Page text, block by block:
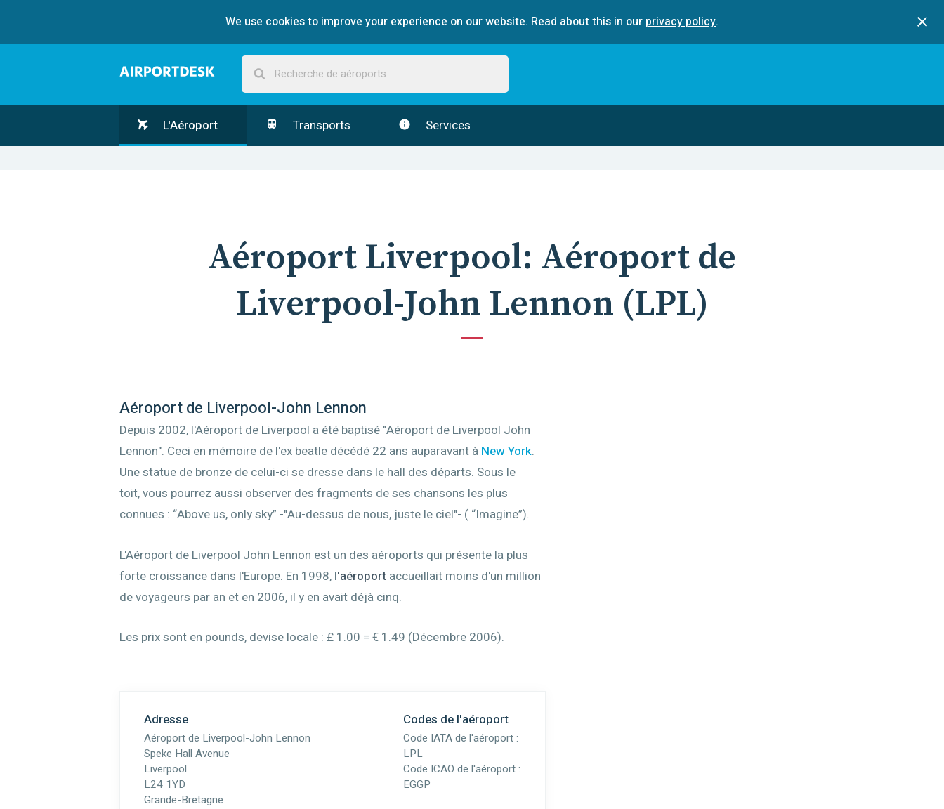
We use cookies to improve your experience on our website. Read about this in our privacy policy.
L'Aéroport Transports Services
Aéroport Liverpool: Aéroport de
Liverpool-John Lennon (LPL)
Aéroport de Liverpool-John Lennon
Depuis 2002, l'Aéroport de Liverpool a été baptisé "Aéroport de Liverpool John
Lennon". Ceci en mémoire de l'ex beatle décédé 22 ans auparavant à New York.
Une statue de bronze de celui-ci se dresse dans le hall des départs. Sous le
toit, vous pourrez aussi observer des fragments de ses chansons les plus
connues : “Above us, only sky” -"Au-dessus de nous, juste le ciel"- ( “Imagine”).
L'Aéroport de Liverpool John Lennon est un des aéroports qui présente la plus
forte croissance dans l'Europe. En 1998, l'aéroport accueillait moins d'un million
de voyageurs par an et en 2006, il y en avait déjà cinq.
Les prix sont en pounds, devise locale : £ 1.00 = € 1.49 (Décembre 2006).
Adresse
Aéroport de Liverpool-John Lennon
Speke Hall Avenue
Liverpool
L24 1YD
Grande-Bretagne
Codes de l'aéroport
Code IATA de l'aéroport :
LPL
Code ICAO de l'aéroport :
EGGP